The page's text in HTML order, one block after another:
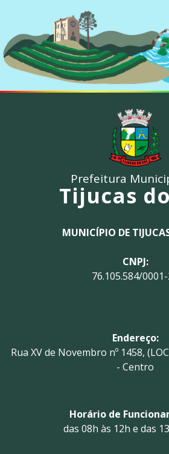
Prefeitura
Tijucas
MUNICÍPIO DE
CNPJ:
76.105.584/0001-
Endereço:
Rua XV de Novembro nº 1458,
- Centro
Horário de
das 08h às 12h e das